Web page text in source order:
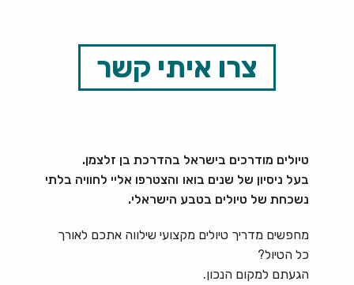
צרו איתי קשר
טיולים מודרכים בישראל בהדרכת בן זלצמן.
בעל ניסיון של שנים בואו והצטרפו אליי לחוויה בלתי
נשכחת של טיולים בטבע הישראלי.
מחפשים מדריך טיולים מקצועי שילווה אתכם לאורך
כל הטיול?
הגעתם למקום הנכון.